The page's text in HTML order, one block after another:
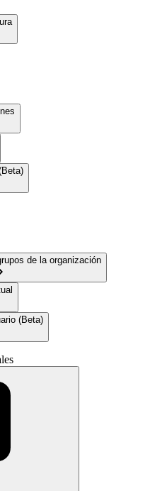
de la organización
(Beta)